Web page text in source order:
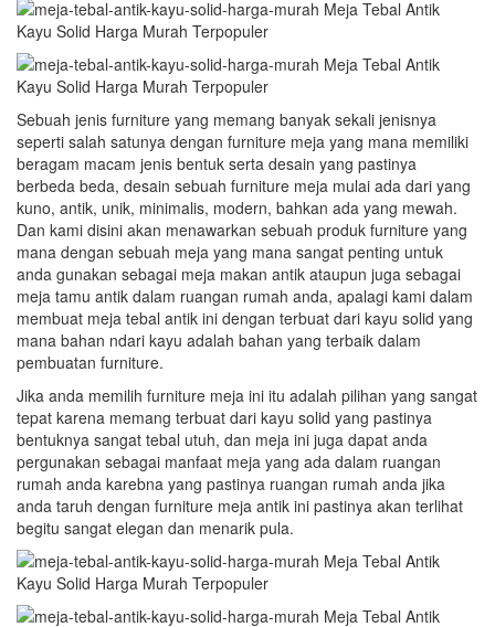
Sebuah jenis furniture yang memang banyak sekali jenisnya
seperti salah satunya dengan furniture meja yang mana memiliki
beragam macam jenis bentuk serta desain yang pastinya
berbeda beda, desain sebuah furniture meja mulai ada dari yang
kuno, antik, unik, minimalis, modern, bahkan ada yang mewah.
Dan kami disini akan menawarkan sebuah produk furniture yang
mana dengan sebuah meja yang mana sangat penting untuk
anda gunakan sebagai meja makan antik ataupun juga sebagai
meja tamu antik dalam ruangan rumah anda, apalagi kami dalam
membuat meja tebal antik ini dengan terbuat dari kayu solid yang
mana bahan ndari kayu adalah bahan yang terbaik dalam
pembuatan furniture.
Jika anda memilih furniture meja ini itu adalah pilihan yang sangat
tepat karena memang terbuat dari kayu solid yang pastinya
bentuknya sangat tebal utuh, dan meja ini juga dapat anda
pergunakan sebagai manfaat meja yang ada dalam ruangan
rumah anda karebna yang pastinya ruangan rumah anda jika
anda taruh dengan furniture meja antik ini pastinya akan terlihat
begitu sangat elegan dan menarik pula.